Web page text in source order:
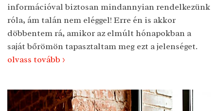
információval biztosan mindannyian rendelkezünk
róla, ám talán nem eléggel! Erre én is akkor
döbbentem rá, amikor az elmúlt hónapokban a
saját bőrömön tapasztaltam meg ezt a jelenséget.
olvass tovább >